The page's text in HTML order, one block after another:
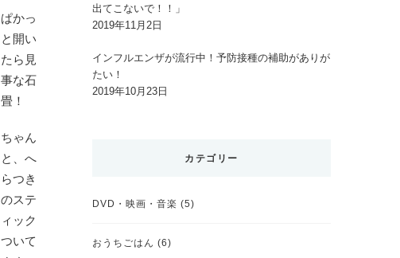
ぱかっ
と開い
たら見
事な石
畳！
ちゃん
と、へ
らつき
のステ
ィック
ついて
出てこないで！！」
2019年11月2日
インフルエンザが流行中！予防接種の補助がありが
たい！
2019年10月23日
カテゴリー
DVD・映画・音楽 (5)
おうちごはん (6)